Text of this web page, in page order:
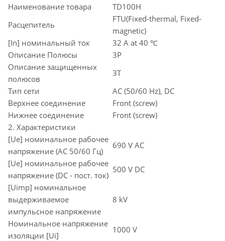
Наименование товара
TD100H
Расцепитель
FTU(Fixed-thermal, Fixed-
magnetic)
[In] номинальный ток
32 A at 40 ℃
Описание Полюсы
3P
Описание защищенных
полюсов
3T
Тип сети
AC (50/60 Hz), DC
Верхнее соединение
Front (screw)
Нижнее соединение
Front (screw)
2. Характеристики
[Ue] номинальное рабочее
напряжение (AC 50/60 Гц)
690 V AC
[Ue] номинальное рабочее
напряжение (DC - пост. ток)
500 V DC
[Uimp] номинальное
выдерживаемое
импульсное напряжение
8 kV
Номинальное напряжение
изоляции [Ui]
1000 V